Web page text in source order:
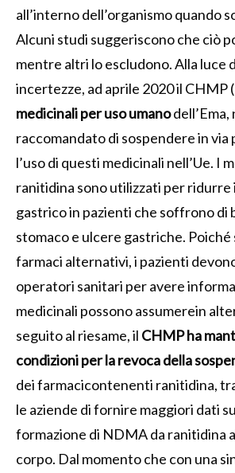
all’interno dell’organismo quando
Alcuni studi suggeriscono che ciò
mentre altri lo escludono. Alla luce
incertezze, ad aprile 2020 il CHMP (
medicinali per uso umanodell’Ema,
raccomandato di sospendere in via
l’uso di questi medicinali nell’Ue. I
ranitidina sono utilizzati per ridurre
gastrico in pazienti che soffrono di
stomaco e ulcere gastriche. Poiché
farmaci alternativi, i pazienti
operatori sanitari per avere
medicinali possono assumerein
seguito al riesame, il CHMP ha
condizioni per la revoca della
dei farmacicontenenti ranitidina,
le aziende di fornire maggiori dati
formazione di NDMA da ranitidina
corpo. Dal momento che con una